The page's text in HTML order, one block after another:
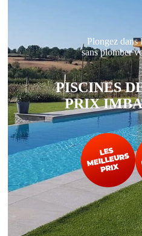
Plongez dans
sans plomber
PISCINES
PRIX